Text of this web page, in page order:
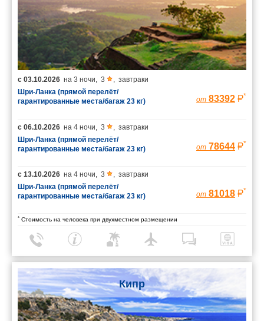
с 03.10.2026 на 3 ночи, 3 , завтраки
Шри-Ланка (прямой перелёт/
гарантированные места/багаж 23 кг)
от 83392 *
с 06.10.2026 на 4 ночи, 3 , завтраки
Шри-Ланка (прямой перелёт/
гарантированные места/багаж 23 кг)
от 78644 *
с 13.10.2026 на 4 ночи, 3 , завтраки
Шри-Ланка (прямой перелёт/
гарантированные места/багаж 23 кг)
от 81018 *
* Стоимость на человека при двухместном размещении
Кипр